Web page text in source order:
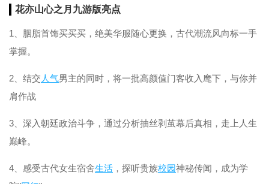
花亦山心之月九游版亮点
1、胭脂首饰买买买，绝美华服随心更换，古代潮流风向标一手
掌握。
2、结交 人气男主的同时，将一批高颜值门客收入麾下，与你并
肩作战
3、深入朝廷政治斗争，通过分析抽丝剥茧幕后真相，走上人生
巅峰。
4、感受古代女生宿舍生活 ，探听贵族校园神秘传闻，成为学